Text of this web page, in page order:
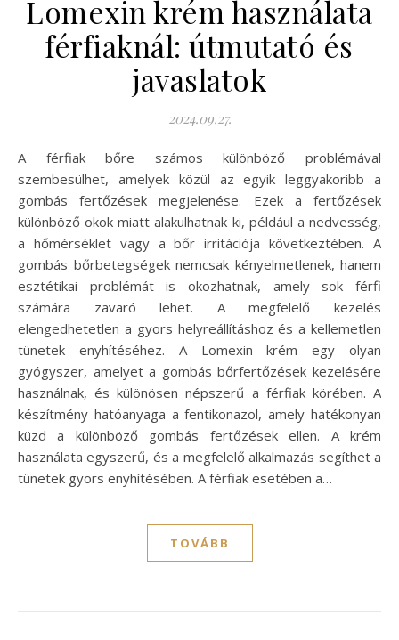
Lomexin krém használata
férfiaknál: útmutató és
javaslatok
2024.09.27.
A férfiak bőre számos különböző problémával
szembesülhet, amelyek közül az egyik leggyakoribb a
gombás fertőzések megjelenése. Ezek a fertőzések
különböző okok miatt alakulhatnak ki, például a nedvesség,
a hőmérséklet vagy a bőr irritációja következtében. A
gombás bőrbetegségek nemcsak kényelmetlenek, hanem
esztétikai problémát is okozhatnak, amely sok férfi
számára zavaró lehet. A megfelelő kezelés
elengedhetetlen a gyors helyreállításhoz és a kellemetlen
tünetek enyhítéséhez. A Lomexin krém egy olyan
gyógyszer, amelyet a gombás bőrfertőzések kezelésére
használnak, és különösen népszerű a férfiak körében. A
készítmény hatóanyaga a fentikonazol, amely hatékonyan
küzd a különböző gombás fertőzések ellen. A krém
használata egyszerű, és a megfelelő alkalmazás segíthet a
tünetek gyors enyhítésében. A férfiak esetében a…
TOVÁBB